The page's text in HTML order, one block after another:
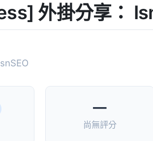
外掛分享：
—
尚無評分